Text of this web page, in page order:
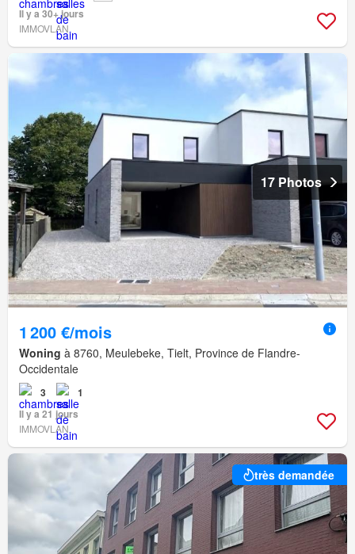
Il y a 30+ jours
IMMOVLAN
17 Photos
1 200 €/mois
Woning à 8760, Meulebeke, Tielt, Province de Flandre-
Occidentale
3
1
Il y a 21 jours
IMMOVLAN
très demandée